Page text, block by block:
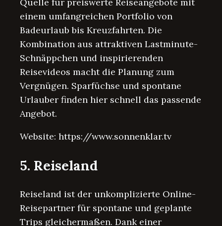
Quelle für preiswerte Reiseangebote mit
einem umfangreichen Portfolio von
Badeurlaub bis Kreuzfahrten. Die
Kombination aus attraktiven Lastminute-
Schnäppchen und inspirierenden
Reisevideos macht die Planung zum
Vergnügen. Sparfüchse und spontane
Urlauber finden hier schnell das passende
Angebot.
Website: https://www.sonnenklar.tv
5. Reiseland
Reiseland ist der unkomplizierte Online-
Reisepartner für spontane und geplante
Trips gleichermaßen. Dank einer